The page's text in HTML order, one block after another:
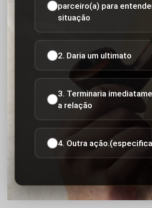
parceiro(a) para
situação
2. Daria um ultimato
3. Terminaria
a relação
4. Outra